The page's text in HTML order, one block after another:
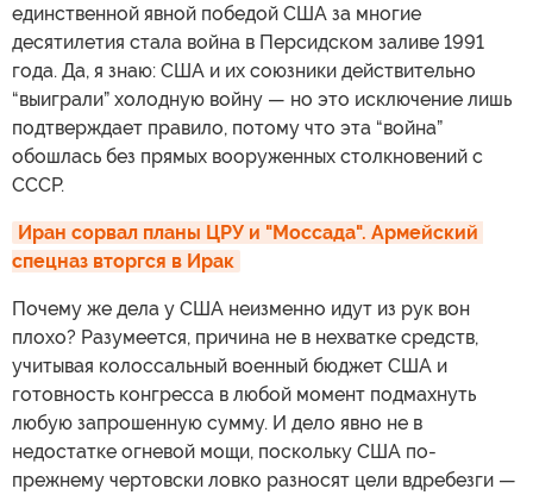
единственной явной победой США за многие
десятилетия стала война в Персидском заливе 1991
года. Да, я знаю: США и их союзники действительно
“выиграли” холодную войну — но это исключение лишь
подтверждает правило, потому что эта “война”
обошлась без прямых вооруженных столкновений с
СССР.
Иран сорвал планы ЦРУ и "Моссада". Армейский
спецназ вторгся в Ирак
Почему же дела у США неизменно идут из рук вон
плохо? Разумеется, причина не в нехватке средств,
учитывая колоссальный военный бюджет США и
готовность конгресса в любой момент подмахнуть
любую запрошенную сумму. И дело явно не в
недостатке огневой мощи, поскольку США по-
прежнему чертовски ловко разносят цели вдребезги —